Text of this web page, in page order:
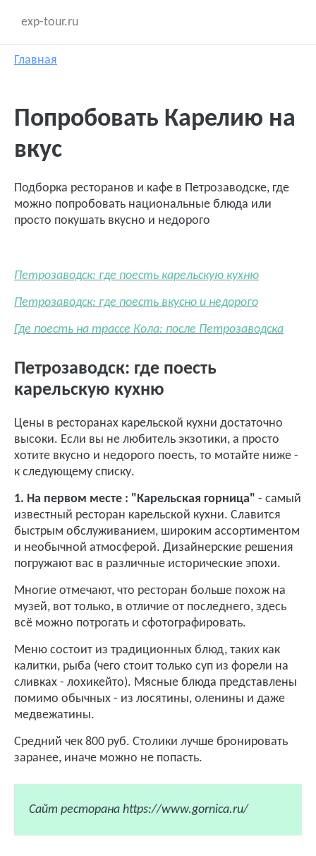
exp-tour.ru
Главная
Попробовать Карелию на
вкус
Подборка ресторанов и кафе в Петрозаводске, где
можно попробовать национальные блюда или
просто покушать вкусно и недорого
Петрозаводск: где поесть карельскую кухню
Петрозаводск: где поесть вкусно и недорого
Где поесть на трассе Кола: после Петрозаводска
Петрозаводск: где поесть
карельскую кухню
Цены в ресторанах карельской кухни достаточно
высоки. Если вы не любитель экзотики, а просто
хотите вкусно и недорого поесть, то мотайте ниже -
к следующему списку.
1. На первом месте : "Карельская горница" - самый
известный ресторан карельской кухни. Славится
быстрым обслуживанием, широким ассортиментом
и необычной атмосферой. Дизайнерские решения
погружают вас в различные исторические эпохи.
Многие отмечают, что ресторан больше похож на
музей, вот только, в отличие от последнего, здесь
всё можно потрогать и сфотографировать.
Меню состоит из традиционных блюд, таких как
калитки, рыба (чего стоит только суп из форели на
сливках - лохикейто). Мясные блюда представлены
помимо обычных - из лосятины, оленины и даже
медвежатины.
Средний чек 800 руб. Столики лучше бронировать
заранее, иначе можно не попасть.
Сайт ресторана https://www.gornica.ru/